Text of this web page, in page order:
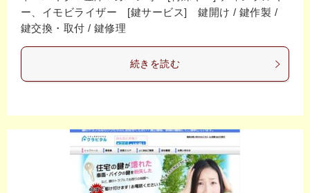
ー、イモビライザー [鍵サービス] 鍵開け / 鍵作製 /
鍵交換・取付 / 鍵修理
続きを読む